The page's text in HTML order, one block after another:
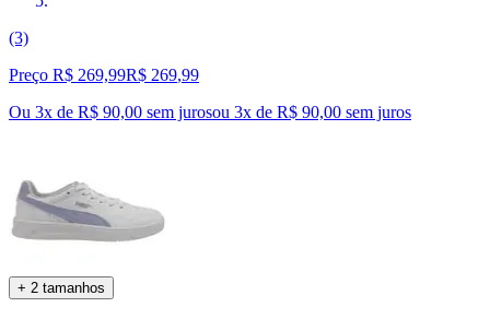
(3)
Preço R$ 269,99R$ 269,99
Ou 3x de R$ 90,00 sem jurosou 3x de R$ 90,00 sem juros
+ 2 tamanhos